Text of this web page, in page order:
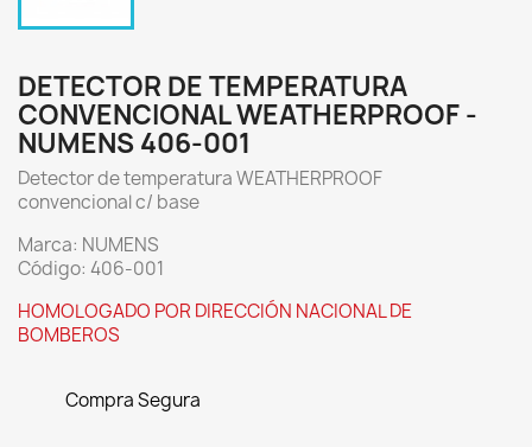
DETECTOR DE TEMPERATURA
CONVENCIONAL WEATHERPROOF -
NUMENS 406-001
Detector de temperatura WEATHERPROOF
convencional c/ base
Marca: NUMENS
Código: 406-001
HOMOLOGADO POR DIRECCIÓN NACIONAL DE
BOMBEROS
Compra Segura